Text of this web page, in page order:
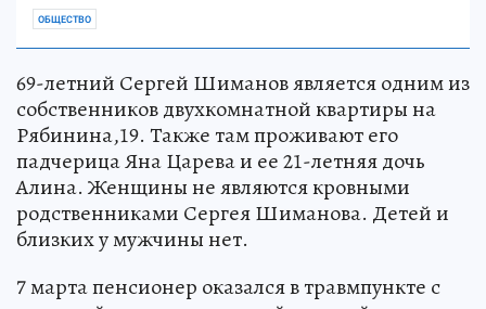
ОБЩЕСТВО
69-летний Сергей Шиманов является одним из
собственников двухкомнатной квартиры на
Рябинина,19. Также там проживают его
падчерица Яна Царева и ее 21-летняя дочь
Алина. Женщины не являются кровными
родственниками Сергея Шиманова. Детей и
близких у мужчины нет.
7 марта пенсионер оказался в травмпункте с